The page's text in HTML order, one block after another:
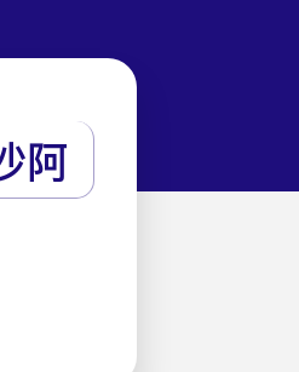
阿